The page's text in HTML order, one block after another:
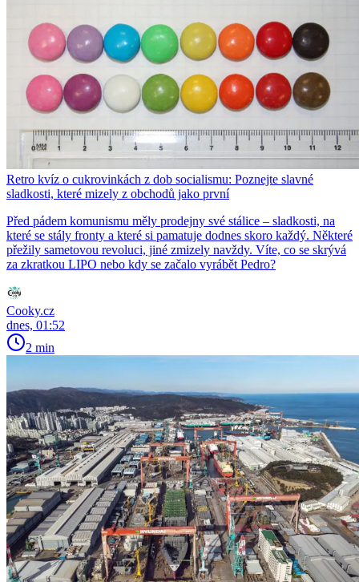
Retro kvíz o cukrovinkách z dob socialismu: Poznejte slavné
sladkosti, které mizely z obchodů jako první
Před pádem komunismu měly prodejny své stálice – sladkosti, na
které se stály fronty a které si pamatuje dodnes skoro každý. Některé
přežily sametovou revoluci, jiné zmizely navždy. Víte, co se skrývá
za zkratkou LIPO nebo kdy se začalo vyrábět Pedro?
Cooky.cz
dnes, 01:52
2 min